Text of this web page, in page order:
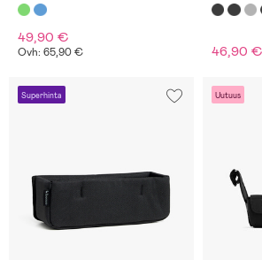
49,90 €
Ovh: 65,90 € 46,90 €
Superhinta Uutuus